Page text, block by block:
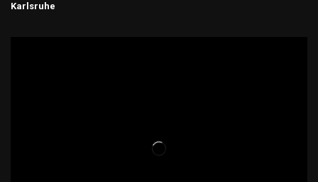
Karlsruhe